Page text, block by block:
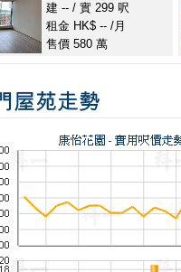
建 -- / 實 299 呎
租金 HK$ -- /月
售價 580 萬